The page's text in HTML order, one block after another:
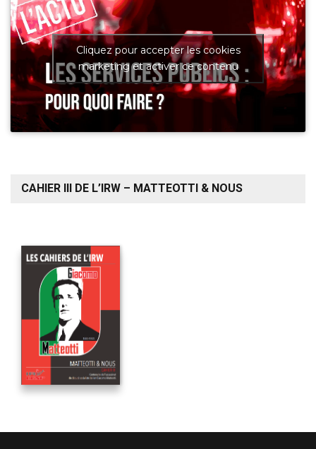
Cliquez pour accepter les cookies
marketing et activer ce contenu
CAHIER III DE L’IRW – MATTEOTTI & NOUS